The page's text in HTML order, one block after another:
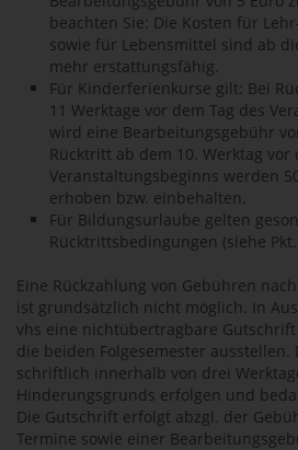
beachten Sie: Die Kosten für
sowie für Lebensmittel sind ab
mehr erstattungsfähig.
Für Kinderferienkurse gilt: Bei
11 Werktage vor dem Tag des
wird eine Bearbeitungsgebühr
Rücktritt ab dem 10. Werktag vor
Veranstaltungsbeginns werden
erhoben bzw. einbehalten.
Für Bildungsurlaube gelten
Rücktrittsbedingungen (siehe Pkt.
Eine Rückzahlung von Gebühren
ist grundsätzlich nicht möglich. In
vhs eine nichtübertragbare
die beiden Folgesemester ausstellen.
schriftlich innerhalb von drei
Hinderungsgrunds erfolgen und
Die Gutschrift erfolgt abzgl. der
Termine sowie einer